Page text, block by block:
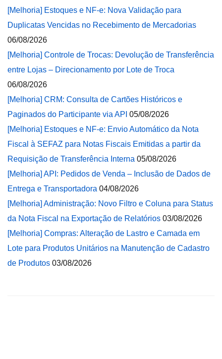
[Melhoria] Estoques e NF-e: Nova Validação para
Duplicatas Vencidas no Recebimento de Mercadorias
06/08/2026
[Melhoria] Controle de Trocas: Devolução de Transferência
entre Lojas – Direcionamento por Lote de Troca
06/08/2026
[Melhoria] CRM: Consulta de Cartões Históricos e
Paginados do Participante via API 05/08/2026
[Melhoria] Estoques e NF-e: Envio Automático da Nota
Fiscal à SEFAZ para Notas Fiscais Emitidas a partir da
Requisição de Transferência Interna 05/08/2026
[Melhoria] API: Pedidos de Venda – Inclusão de Dados de
Entrega e Transportadora 04/08/2026
[Melhoria] Administração: Novo Filtro e Coluna para Status
da Nota Fiscal na Exportação de Relatórios 03/08/2026
[Melhoria] Compras: Alteração de Lastro e Camada em
Lote para Produtos Unitários na Manutenção de Cadastro
de Produtos 03/08/2026